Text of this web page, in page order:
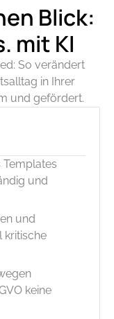
Blick:
mit KI
So verändert
in Ihrer
und gefördert.
und
und
kritische
keine